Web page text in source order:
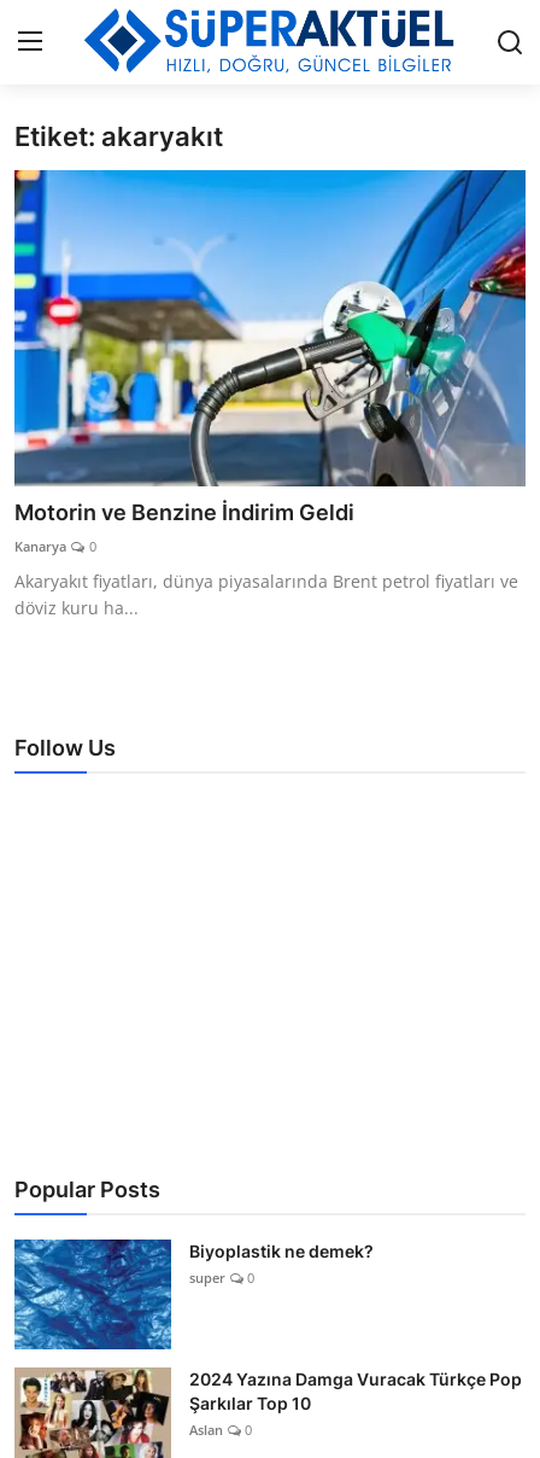
Giriş
İLETİŞİM
HAKKIMIZDA
KÜNYE
MODA
İŞ BİRLİĞİ
MÜZİK
TEKNOLOJİ
BİLGİ
RÜYA TABİRİ
Etiket: akaryakıt
Motorin ve Benzine İndirim Geldi
Kanarya 0
Akaryakıt fiyatları, dünya piyasalarında Brent petrol fiyatları ve
döviz kuru ha...
Follow Us
Popular Posts
Biyoplastik ne demek?
super 0
2024 Yazına Damga Vuracak Türkçe Pop
Şarkılar Top 10
Aslan 0